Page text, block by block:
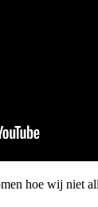
hoe wij niet